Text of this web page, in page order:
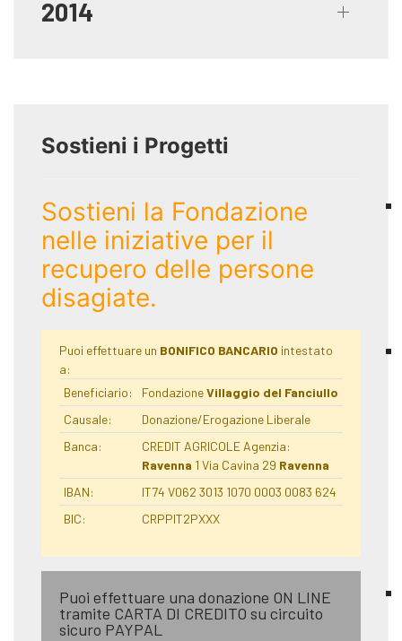
2014
Sostieni i Progetti
Sostieni la Fondazione
nelle iniziative per il
recupero delle persone
disagiate.
Puoi effettuare un BONIFICO BANCARIO intestato
a:
Beneficiario:
FondazioneVillaggio del Fanciullo
Causale:
Donazione/Erogazione Liberale
Banca:
CREDIT AGRICOLE Agenzia:
Ravenna 1 Via Cavina 29 Ravenna
IBAN:
IT74 V062 3013 1070 0003 0083 624
BIC:
CRPPIT2PXXX
Puoi effettuare una donazione ON LINE
tramite CARTA DI CREDITO su circuito
sicuro PAYPAL